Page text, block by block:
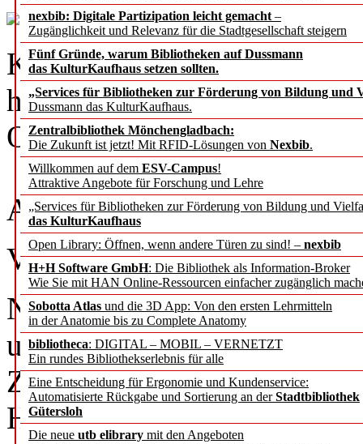
nexbib: Digitale Partizipation leicht gemacht –
Zugänglichkeit und Relevanz für die Stadtgesellschaft steigern
Fünf Gründe, warum Bibliotheken auf Dussmann
das KulturKaufhaus setzen sollten.
„Services für Bibliotheken zur Förderung von Bildung und
Dussmann das KulturKaufhaus.
Zentralbibliothek Mönchengladbach:
Die Zukunft ist jetzt! Mit RFID-Lösungen von Nexbib.
Willkommen auf dem ESV-Campus!
Attraktive Angebote für Forschung und Lehre
„Services für Bibliotheken zur Förderung von Bildung und
das KulturKaufhaus
Open Library: Öffnen, wenn andere Türen zu sind! – nexbib
H+H Software GmbH: Die Bibliothek als Information-Broker
Wie Sie mit HAN Online-Ressourcen einfacher zugänglich
Sobotta Atlas und die 3D App: Von den ersten Lehrmitteln
in der Anatomie bis zu Complete Anatomy
bibliotheca: DIGITAL – MOBIL – VERNETZT
Ein rundes Bibliothekserlebnis für alle
Eine Entscheidung für Ergonomie und Kundenservice:
Automatisierte Rückgabe und Sortierung an derStadtbibliothek
Gütersloh
Die neue utb elibrary mit den Angeboten
KI hier, KI da, KI überall.
hier, Demokratieförderung
Organisations­entwicklung
Bericht über die
Algorithmus“, Berlin 19.
Vera Münch, Anne Jacobs,
Nie zuvor präsentierte
unscharf wie auf der 114.
Zu viele Themen, zu
Herausforderungen, zu